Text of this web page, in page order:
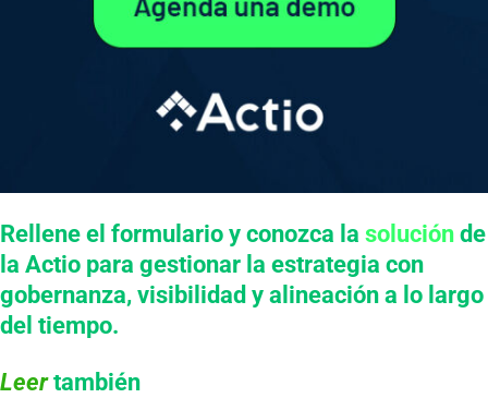
Rellene el formulario y conozca la solución de
la Actio para gestionar la estrategia con
gobernanza, visibilidad y alineación a lo largo
del tiempo.
Leertambién